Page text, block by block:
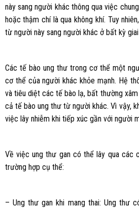
này sang người khác thông qua việc
hoặc thậm chí là qua không khí. Tuy
từ người này sang người khác ở bất kỳ
Các tế bào ung thư trong cơ thể một
cơ thể của người khác khỏe mạnh. Hệ
và tiêu diệt các tế bào lạ, bất thường
cả tế bào ung thư từ người khác. Vì vậy,
việc lây nhiễm khi tiếp xúc gần với người
Về việc ung thư gan có thể lây qua các
trường hợp cụ thể:
– Ung thư gan khi mang thai: Ung thư